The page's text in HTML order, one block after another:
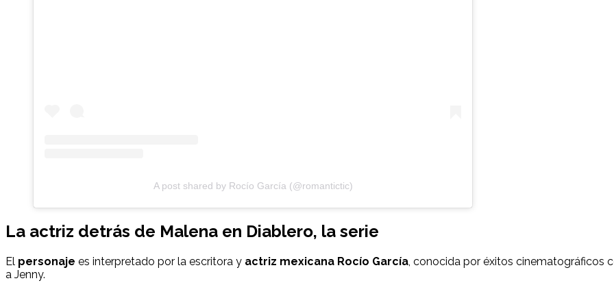
A post shared by Rocío García (@romantictic)
La actriz detrás de Malena en Diablero, la serie
El personaje es interpretado por la escritora y actriz mexicana Rocío García, conocida por éxitos cinematográficos
a Jenny.